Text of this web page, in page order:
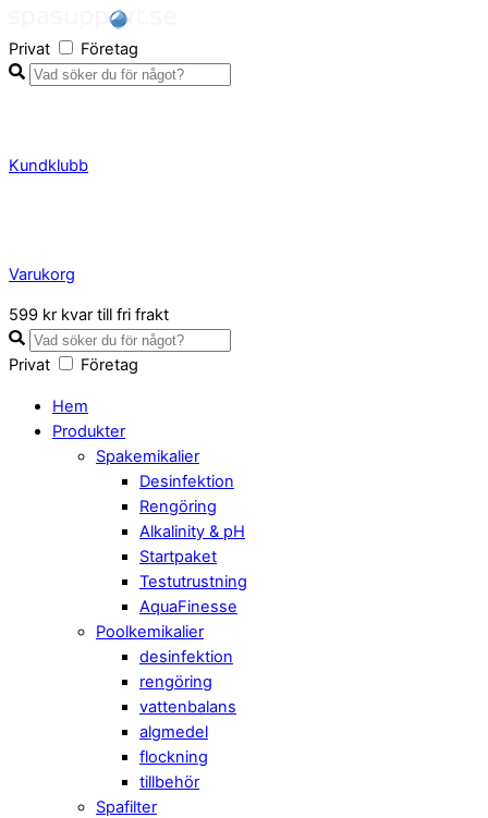
to
content
Privat Företag
Kundklubb
Varukorg
Close
Cart
599 kr kvar till fri frakt
Privat Företag
Hem
Produkter
Spakemikalier
Desinfektion
Rengöring
Alkalinity & pH
Startpaket
Testutrustning
AquaFinesse
Poolkemikalier
desinfektion
rengöring
vattenbalans
algmedel
flockning
tillbehör
Spafilter